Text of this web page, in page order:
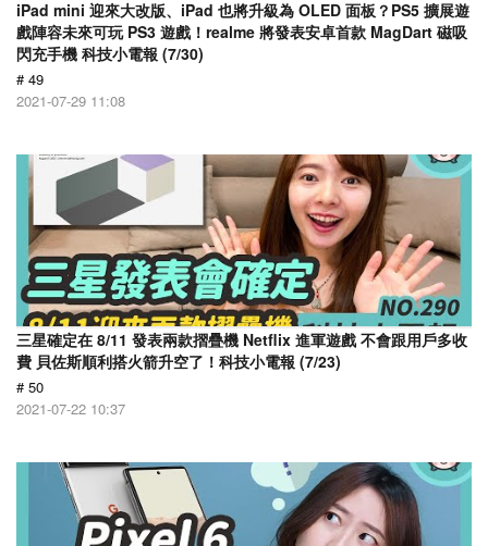
iPad mini 迎來大改版、iPad 也將升級為 OLED 面板？PS5 擴展遊
戲陣容未來可玩 PS3 遊戲！realme 將發表安卓首款 MagDart 磁吸
閃充手機 科技小電報 (7/30)
# 49
2021-07-29 11:08
三星確定在 8/11 發表兩款摺疊機 Netflix 進軍遊戲 不會跟用戶多收
費 貝佐斯順利搭火箭升空了！科技小電報 (7/23)
# 50
2021-07-22 10:37